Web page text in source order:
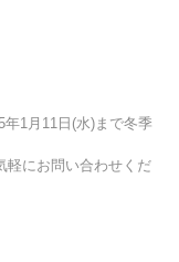
1月11日(水)まで冬季
軽にお問い合わせくだ